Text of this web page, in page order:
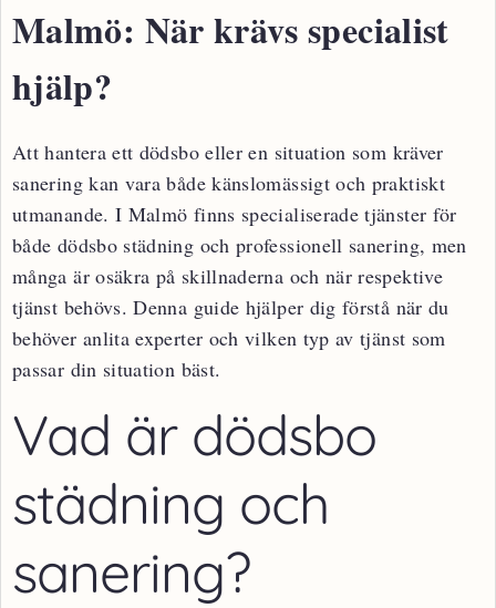
Malmö: När krävs specialist
hjälp?
Att hantera ett dödsbo eller en situation som kräver
sanering kan vara både känslomässigt och praktiskt
utmanande. I Malmö finns specialiserade tjänster för
både dödsbo städning och professionell sanering, men
många är osäkra på skillnaderna och när respektive
tjänst behövs. Denna guide hjälper dig förstå när du
behöver anlita experter och vilken typ av tjänst som
passar din situation bäst.
Vad är dödsbo
städning och
sanering?